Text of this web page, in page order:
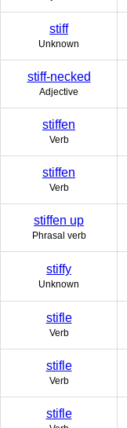
stiff
Unknown
stiff-necked
Adjective
stiffen
Verb
stiffen
Verb
stiffen up
Phrasal verb
stiffy
Unknown
stifle
Verb
stifle
Verb
stifle